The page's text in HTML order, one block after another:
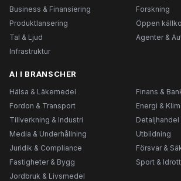
Business & Finansiering
Forskning
Produktlansering
Öppen
Tal & Ljud
Agenter &
Infrastruktur
AI I BRANSCHER
Hälsa & Läkemedel
Finans &
Fordon & Transport
Energi &
Tillverkning & Industri
Detaljhandel
Media & Underhållning
Utbildning
Juridik & Compliance
Försvar &
Fastigheter & Bygg
Sport & Idrott
Jordbruk & Livsmedel